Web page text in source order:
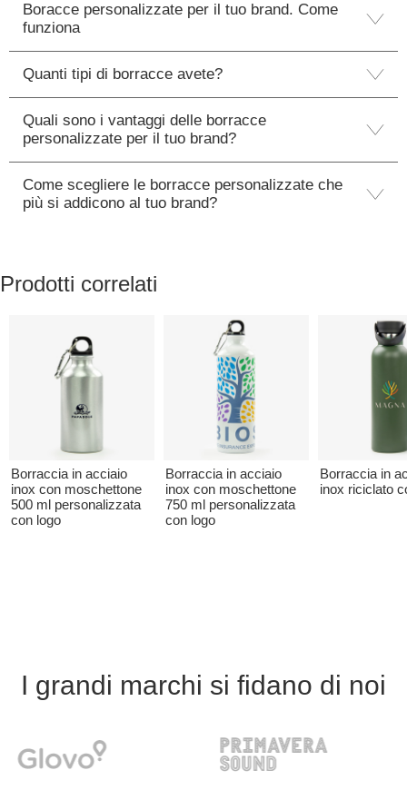
Boracce personalizzate per il tuo brand. Come
funziona
Quanti tipi di borracce avete?
Quali sono i vantaggi delle borracce
personalizzate per il tuo brand?
Come scegliere le borracce personalizzate che
più si addicono al tuo brand?
Prodotti correlati
Borraccia in acciaio
inox con moschettone
500 ml personalizzata
con logo
Borraccia in acciaio
inox con moschettone
750 ml personalizzata
con logo
Borraccia in
inox riciclato
I grandi marchi si fidano di noi